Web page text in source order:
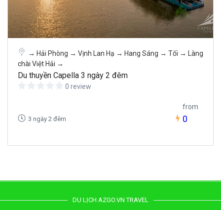
→ Hải Phòng → Vịnh Lan Hạ → Hang Sáng → Tối → Làng
chài Việt Hải →
Du thuyền Capella 3 ngày 2 đêm
0 review
3 ngày 2 đêm
from
0
DU LỊCH AZGO.VN TRAVEL